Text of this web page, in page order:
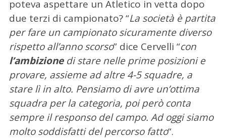
poteva aspettare un Atletico in vetta dopo
due terzi di campionato? “La società è partita
per fare un campionato sicuramente diverso
rispetto all’anno scorso” dice Cervelli “con
l’ambizionedi stare nelle prime posizioni e
provare, assieme ad altre 4-5 squadre, a
stare lì in alto. Pensiamo di avre un’ottima
squadra per la categoria, poi però conta
sempre il responso del campo. Ad oggi siamo
molto soddisfatti del percorso fatto“.
c
a
e
r
: